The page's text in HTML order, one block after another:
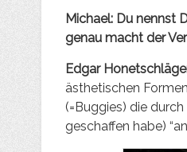
Michael: Du nennst
genau macht der
Edgar
ästhetischen
(=Buggies) die
geschaffen habe)